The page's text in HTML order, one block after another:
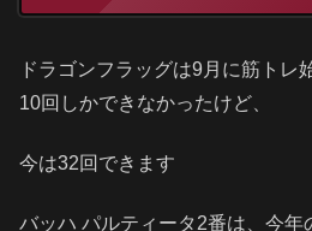
ドラゴンフラッグは9月に筋トレ
10回しかできなかったけど、
今は32回できます
バッハ パルティータ2番は、今年